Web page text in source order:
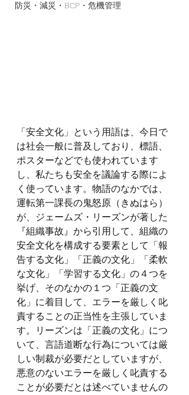
防災・減災・BCP・危機管理
「安全文化」という用語は、今日で
は社会一般に普及しており、標語、
ポスターなどでも使われています
し、私たちも安全を議論する際によ
く使っています。物語のなかでは、
運転第一課長の鬼怒原（きぬはら）
が、ジェームズ・リーズンが著した
『組織事故』から引用して、組織の
安全文化を構成する要素として「報
告する文化」「正義の文化」「柔軟
な文化」「学習する文化」の４つを
挙げ、そのなかの１つ「正義の文
化」に着目して、エラーを厳しく叱
責することの正当性を主張していま
す。リーズンは「正義の文化」につ
いて、言語道断な行為については厳
しい制裁が必要だとしていますが、
悪意のないエラーを厳しく叱責する
ことが必要だとは述べていませんの